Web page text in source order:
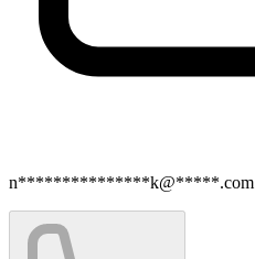
n***************k@*****.com